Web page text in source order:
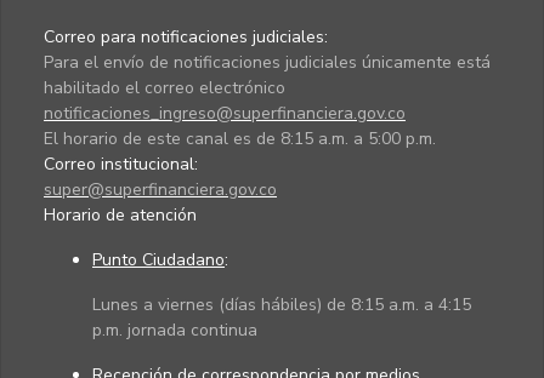
Correo para notificaciones judiciales:
Para el envío de notificaciones judiciales únicamente está
habilitado el correo electrónico
notificaciones_ingreso@superfinanciera.gov.co
El horario de este canal es de 8:15 a.m. a 5:00 p.m.
Correo institucional:
super@superfinanciera.gov.co
Horario de atención
Punto Ciudadano:
Lunes a viernes (días hábiles) de 8:15 a.m. a 4:15
p.m. jornada continua